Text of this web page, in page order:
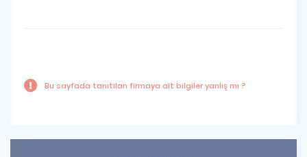
Bu sayfada tanıtılan firmaya ait bilgiler yanlış mı ?